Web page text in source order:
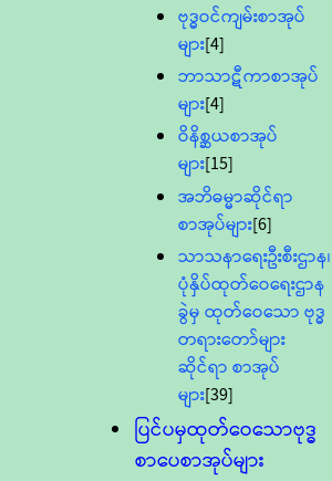
ဗုဒ္ဓဝင်ကျမ်းစာအုပ်
များ[4]
ဘာသာဋီကာစာအုပ်
များ[4]
ဝိနိစ္ဆယစာအုပ်
များ[15]
အဘိဓမ္မာဆိုင်ရာ
စာအုပ်များ[6]
သာသနာရေးဦးစီးဌာန၊
ပုံနှိပ်ထုတ်ဝေရေးဌာန
ခွဲမှ ထုတ်ဝေသော ဗုဒ္ဓ
တရားတော်များ
ဆိုင်ရာ စာအုပ်
များ[39]
ပြင်ပမှထုတ်ဝေသောဗုဒ္ဓ
စာပေစာအုပ်များ